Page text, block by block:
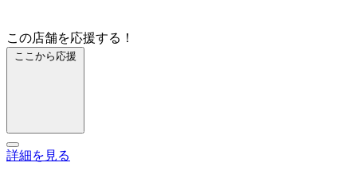
この店舗を応援する！
ここから応援
詳細を見る